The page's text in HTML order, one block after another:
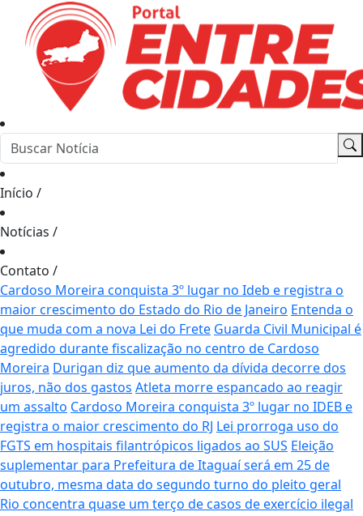
Início /
Notícias /
Contato /
Cardoso Moreira conquista 3º lugar no Ideb e registra o
maior crescimento do Estado do Rio de Janeiro Entenda o
que muda com a nova Lei do Frete Guarda Civil Municipal é
agredido durante fiscalização no centro de Cardoso
Moreira Durigan diz que aumento da dívida decorre dos
juros, não dos gastos Atleta morre espancado ao reagir
um assalto Cardoso Moreira conquista 3º lugar no IDEB e
registra o maior crescimento do RJ Lei prorroga uso do
FGTS em hospitais filantrópicos ligados ao SUS Eleição
suplementar para Prefeitura de Itaguaí será em 25 de
outubro, mesma data do segundo turno do pleito geral
Rio concentra quase um terço de casos de exercício ilegal